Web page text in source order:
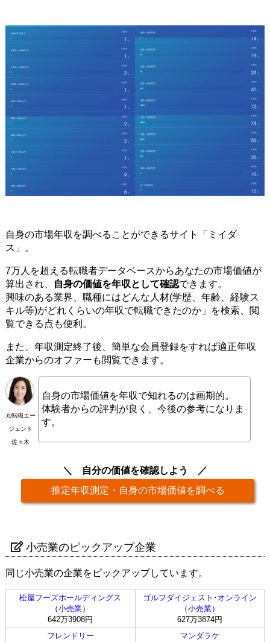
自身の市場年収を調べることができるサイト「ミイダ
ス」。
7万人を超える転職者データベースからあなたの市場価値が
算出され、
自身の価値を年収として確認できます。
興味のある業界、職種にはどんな人材(学歴、年齢、経験ス
キル等)がどれくらいの年収で転職できたのか」を検索、閲
覧できる点も便利。
また、年収測定終了後、簡単な会員登録をすれば適正年収
企業からのオファーも閲覧できます。
元転職エー
ジェント
佐々木
自身の市場価値を年収で知れるのは画期的。
体験者からの評判が良く、今後の参考になりま
す。
自分の価値を確認しよう
推定年収測定・自身の市場価値を調べる
小売業のピックアップ企業
同じ小売業の企業をピックアップしています。
松屋フーズホールディングス
（小売業）
642万3908円
ゴルフダイジェスト･オンライン
（小売業）
627万3874円
フレンドリー
マンダラケ